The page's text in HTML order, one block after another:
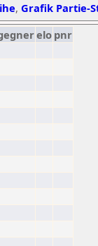
, Grafik Partie-
elo pnr